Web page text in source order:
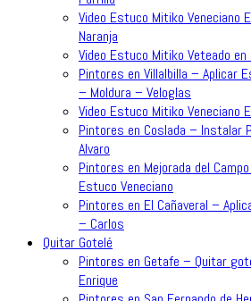
Video Estuco Mitiko Veneciano
Naranja
Video Estuco Mitiko Veteado en
Pintores en Villalbilla – Aplicar
– Moldura – Veloglas
Video Estuco Mitiko Veneciano
Pintores en Coslada – Instalar
Alvaro
Pintores en Mejorada del
Estuco Veneciano
Pintores en El Cañaveral –
– Carlos
Quitar Gotelé
Pintores en Getafe – Quitar
Enrique